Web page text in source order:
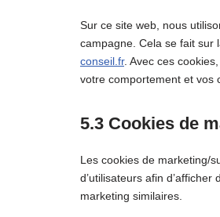
Sur ce site web, nous
campagne. Cela se fait sur
conseil.fr. Avec ces
votre comportement et vos
5.3 Cookies de
Les cookies de marketing/
d’utilisateurs afin
marketing similaires.